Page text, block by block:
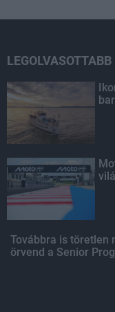
LEGOLVASOTTABB
Továbbra is töretlen
örvend a Senior